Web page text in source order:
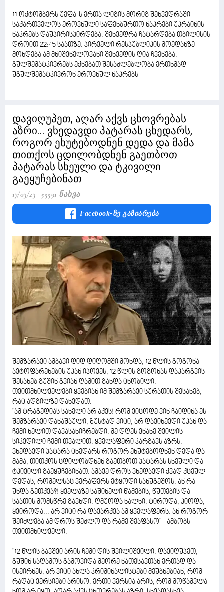
11 ოქტომბერს უეფა-ს ერთა ლიგის მორიგ შეხვედრაში
საქართველოს ეროვნული საფეხბურთო ნაკრები უკრაინის
ნაკრებს დაუპირისპირდება. შეხვედრა ჩატარდება თბილისის
დროით 22:45 საათზე. პირველი რესპუბლიკის მოედანზე
მოხდება ამ მნიშვნელოვანი შეხვედის ღია ჩვენება.
გულშემატკივრებს ექნებათ შესაძლებლობა ერთხმად
უგულშემატკივრონ ეროვნულ ნაკრებს
დავიღუპეთ, აღარ აქვს ცხოვრებას
აზრი... ვხედავდი პატარას ცხედარს,
როგორ ეხუტებოდნენ დედა და მამა
თითქოს ცდილობდნენ გაეთბოთ
პატარას სხეული და ტკივილი
გაეყუჩებინათ
17/03/23 55591 Ნახვა
Facebook-Ზე Გაზიარება
შემზარავი ამბავი დიდ დიღომში მოხდა, 12 წლის გოგონა
ავტოფარეხების უკან იპოვეს, 12 წლის გოგონას დაკარგვის
შესახებ გუშინ გვიან ღამით გახდა ცნობილი.
თვითმხილველები ყვებიან იმ შემზარავი სურათის შესახებ,
რაც ადგილზე დახვდათ.
"ამ ტრაგედიას სახელი არ აქვს! რომ ვიცოდე ვინ ჩაიდინა ეს
შემზარავი დანაშაული, ზუსტად ვიცი, არ დავიხევდი უკან და
ჩემი ხელით დავასახიჩრებდი. მე დღეს ვნახე შვილის
სიკვდილი ჩემი თვალით. ყველაფერი კარგავს აზრს.
ვხედავდი პატარა ცხედარს როგორ ეხუტებოდნენ დედა და
მამა, თითქოს ცდილობდნენ გაეთბოთ პატარას სხეული და
ტკივილი გაეყუჩებინათ. ამავე დროს ვხედავდი ქვად ქცეულ
დედას, რომელსაც ვერაფერს ეტყოდი სანუგეშოს. ან რა
უნდა გეთქვა?! ყველაზე საშინელი წამების, წუთების და
საათის მომსწრე გავხდი. ღმუოდა ხალხი. ტიროდა, კიოდა,
ყვიროდა... არ ვიცი რა დავარქვა ამ ყველაფერს. ან როგორ
შეიძლება ამ დროს შეძლო და რამე შეაფასო" - ამბობს
თვითმხილველი.
"12 წლის ბავშვი არის ჩემი დის შვილიშვილი. დავიღუპეთ,
გუშინ საღამოს გამოვიდა მეორე ნათესავთან ერთად და
ისეირნეს, არ ვიცი ახლა კრიმინალისტები მეუბნებიან, რომ
რაღაც ვერსიები არისო. ერთი ვერსია არის, რომ მოწამვლა